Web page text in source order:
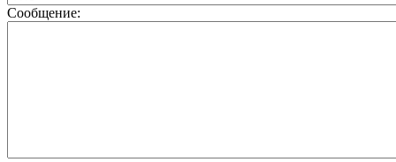
Cообщение: